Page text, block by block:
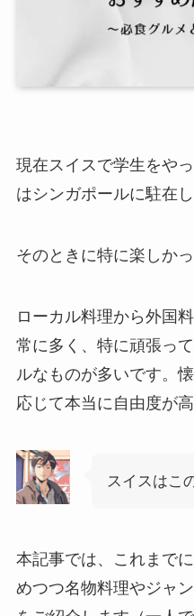
現在スイスで学生をや
はシンガポールに駐在し
そのときに特に楽しか
ローカル料理から外国
常に多く、特に頑張っ
ルなものが多いです。
応じて本当に自由度が
スイスはこ
本記事では、これまで
めつつ名物料理やジャ